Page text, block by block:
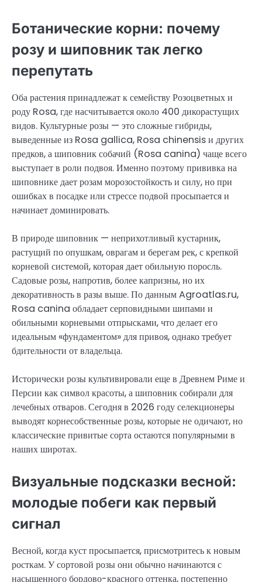
Ботанические корни: почему
розу и шиповник так легко
перепутать
Оба растения принадлежат к семейству Розоцветных и
роду Rosa, где насчитывается около 400 дикорастущих
видов. Культурные розы — это сложные гибриды,
выведенные из Rosa gallica, Rosa chinensis и других
предков, а шиповник собачий (Rosa canina) чаще всего
выступает в роли подвоя. Именно поэтому прививка на
шиповнике дает розам морозостойкость и силу, но при
ошибках в посадке или стрессе подвой просыпается и
начинает доминировать.
В природе шиповник — неприхотливый кустарник,
растущий по опушкам, оврагам и берегам рек, с крепкой
корневой системой, которая дает обильную поросль.
Садовые розы, напротив, более капризны, но их
декоративность в разы выше. По данным Agroatlas.ru,
Rosa canina обладает серповидными шипами и
обильными корневыми отпрысками, что делает его
идеальным «фундаментом» для привоя, однако требует
бдительности от владельца.
Исторически розы культивировали еще в Древнем Риме и
Персии как символ красоты, а шиповник собирали для
лечебных отваров. Сегодня в 2026 году селекционеры
выводят корнесобственные розы, которые не одичают, но
классические привитые сорта остаются популярными в
наших широтах.
Визуальные подсказки весной:
молодые побеги как первый
сигнал
Весной, когда куст просыпается, присмотритесь к новым
росткам. У сортовой розы они обычно начинаются с
насыщенного бордово-красного оттенка, постепенно